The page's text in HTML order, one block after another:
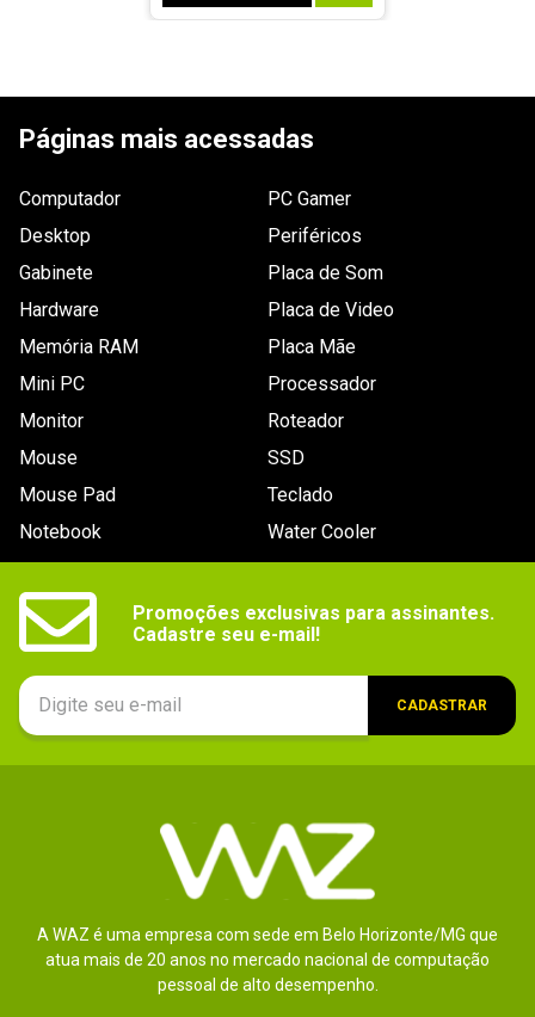
Páginas mais acessadas
Computador
Desktop
Gabinete
Hardware
Memória RAM
Mini PC
Monitor
Mouse
Mouse Pad
Notebook
PC Gamer
Periféricos
Placa de Som
Placa de Video
Placa Mãe
Processador
Roteador
SSD
Teclado
Water Cooler
Promoções exclusivas para assinantes.
Cadastre seu e-mail!
CADASTRAR
A WAZ é uma empresa com sede em Belo Horizonte/MG que
atua mais de 20 anos no mercado nacional de computação
pessoal de alto desempenho.